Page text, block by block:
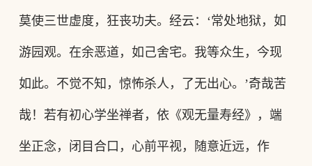
莫使三世虚度，狂丧功夫。经云 ： ‘常处地狱，如
游园观。在余恶道，如己舍宅。我等众生，今现
如此。不觉不知，惊怖杀人，了无出心。’奇哉苦
哉！若有初心学坐禅者，依《观无量寿经》，端
坐正念，闭目合口，心前平视，随意近远，作